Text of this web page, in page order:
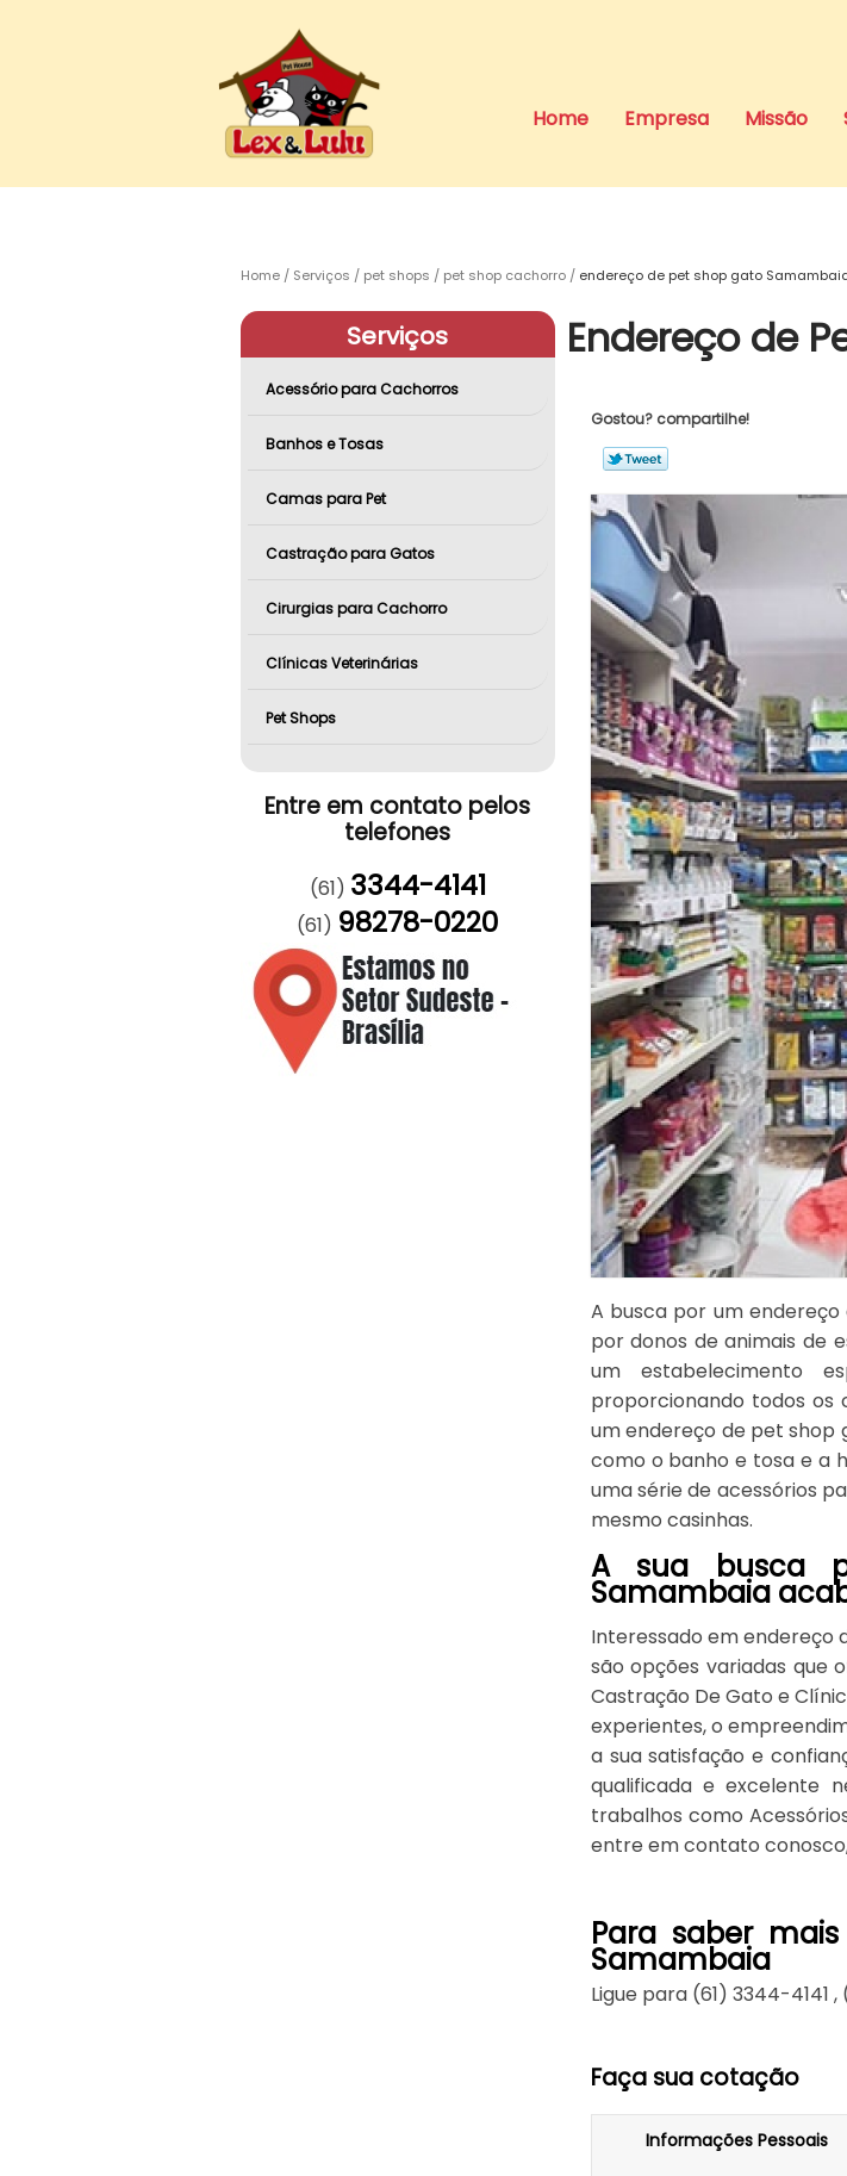
Home Empresa Missão
Home Serviços pet shops pet shop cachorro endereço de pet shop gato
Serviços
Acessório para Cachorros
Banhos e Tosas
Camas para Pet
Castração para Gatos
Cirurgias para Cachorro
Clínicas Veterinárias
Pet Shops
Entre em contato pelos
telefones
(61) 3344-4141
(61) 98278-0220
Endereço de
Gostou? compartilhe!
A busca por um
por donos de animais de
um estabelecimento
proporcionando todos os
um endereço de pet shop
como o banho e tosa e a
uma série de acessórios
mesmo casinhas.
A sua busca
Samambaia
Interessado em endereço
são opções variadas que
Castração De Gato e
experientes, o
a sua satisfação e
qualificada e excelente
trabalhos como
entre em contato
Para saber
Samambaia
Ligue para (61) 3344-4141 ,
Faça sua cotação
Informações Pessoais